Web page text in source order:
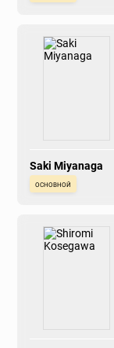
Saki Miyanaga
основной